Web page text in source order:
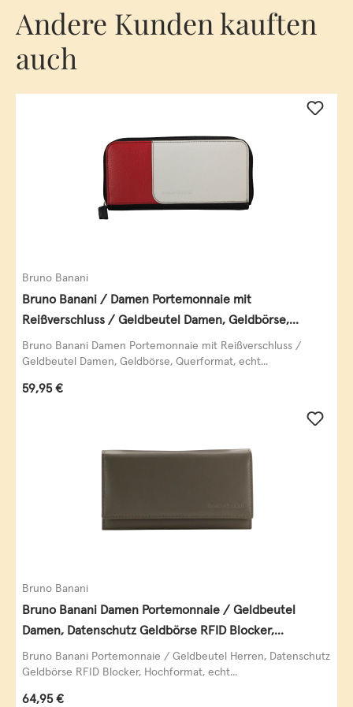
Andere Kunden kauften
auch
Bruno Banani
Bruno Banani / Damen Portemonnaie mit
Reißverschluss / Geldbeutel Damen, Geldbörse,
Querformat, echt Leder, black/white/red
Bruno Banani Damen Portemonnaie mit Reißverschluss /
Geldbeutel Damen, Geldbörse, Querformat, echt...
Regulärer Preis:
59,95 €
Bruno Banani
Bruno Banani Damen Portemonnaie / Geldbeutel
Damen, Datenschutz Geldbörse RFID Blocker,
Querformat, echt Leder, taupe
Bruno Banani Portemonnaie / Geldbeutel Herren, Datenschutz
Geldbörse RFID Blocker, Hochformat, echt...
Regulärer Preis:
64,95 €